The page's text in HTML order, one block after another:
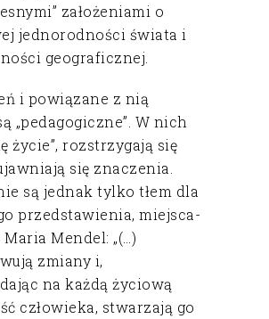
założeniami o
jednorodności świata i
geograficznej.
i powiązane z nią
„pedagogiczne”. W nich
życie”, rozstrzygają się
się znaczenia.
są jednak tylko tłem dla
przedstawienia, miejsca-
Mendel: „(…)
zmiany i,
na każdą życiową
człowieka, stwarzają go